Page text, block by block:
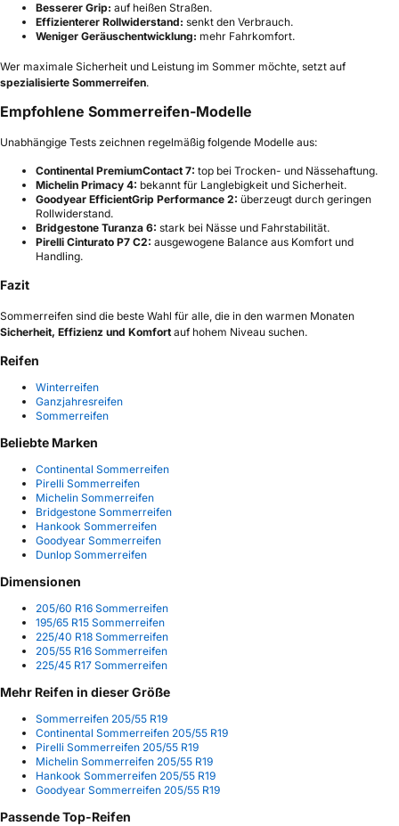
Besserer Grip: auf heißen Straßen.
Effizienterer Rollwiderstand: senkt den Verbrauch.
Weniger Geräuschentwicklung: mehr Fahrkomfort.
Wer maximale Sicherheit und Leistung im Sommer möchte, setzt auf
spezialisierte Sommerreifen.
Empfohlene Sommerreifen-Modelle
Unabhängige Tests zeichnen regelmäßig folgende Modelle aus:
Continental PremiumContact 7: top bei Trocken- und Nässehaftung.
Michelin Primacy 4: bekannt für Langlebigkeit und Sicherheit.
Goodyear EfficientGrip Performance 2: überzeugt durch geringen
Rollwiderstand.
Bridgestone Turanza 6: stark bei Nässe und Fahrstabilität.
Pirelli Cinturato P7 C2: ausgewogene Balance aus Komfort und
Handling.
Fazit
Sommerreifen sind die beste Wahl für alle, die in den warmen Monaten
Sicherheit, Effizienz und Komfort auf hohem Niveau suchen.
Reifen
Winterreifen
Ganzjahresreifen
Sommerreifen
Beliebte Marken
Continental Sommerreifen
Pirelli Sommerreifen
Michelin Sommerreifen
Bridgestone Sommerreifen
Hankook Sommerreifen
Goodyear Sommerreifen
Dunlop Sommerreifen
Dimensionen
205/60 R16 Sommerreifen
195/65 R15 Sommerreifen
225/40 R18 Sommerreifen
205/55 R16 Sommerreifen
225/45 R17 Sommerreifen
Mehr Reifen in dieser Größe
Sommerreifen 205/55 R19
Continental Sommerreifen 205/55 R19
Pirelli Sommerreifen 205/55 R19
Michelin Sommerreifen 205/55 R19
Hankook Sommerreifen 205/55 R19
Goodyear Sommerreifen 205/55 R19
Passende Top-Reifen